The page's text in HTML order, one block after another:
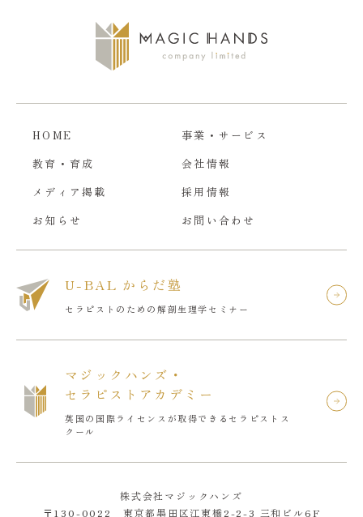
HOME
事業・サービス
教育・育成
会社情報
メディア掲載
採用情報
お知らせ
お問い合わせ
U-BAL からだ塾
セラピストのための解剖生理学セミナー
マジックハンズ・
セラピストアカデミー
英国の国際ライセンスが取得できるセラピストス
クール
株式会社マジックハンズ
〒130-0022 東京都墨田区江東橋2-2-3 三和ビル6F